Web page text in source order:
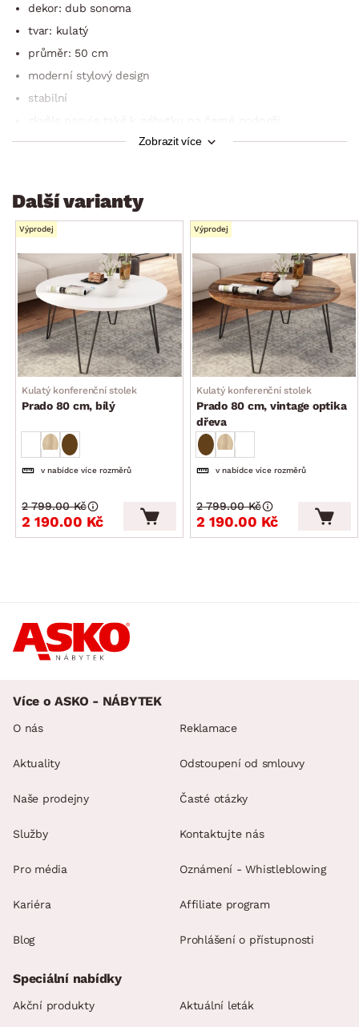
dekor: dub sonoma
tvar: kulatý
průměr: 50 cm
moderní stylový design
stabilní
doporučená nosnost do 20 kg
Zobrazit více
Další varianty
Výprodej
Kulatý konferenční stolek
Prado 80 cm, bílý
v nabídce více rozměrů
2 190.00 Kč
2 799.00 Kč
Výprodej
Kulatý konferenční stolek
Prado 80 cm, vintage optika
dřeva
v nabídce více rozměrů
2 190.00 Kč
2 799.00 Kč
Více o ASKO - NÁBYTEK
O nás
Aktuality
Naše prodejny
Služby
Pro média
Kariéra
Blog
Reklamace
Odstoupení od smlouvy
Časté otázky
Kontaktujte nás
Oznámení - Whistleblowing
Affiliate program
Prohlášení o přístupnosti
Speciální nabídky
Akční produkty Aktuální leták